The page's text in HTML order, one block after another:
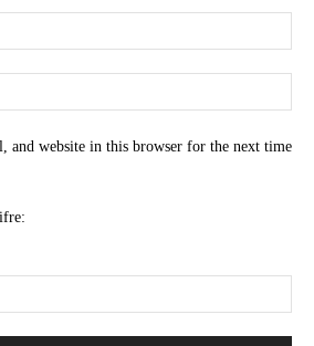
and website in this browser for the next time